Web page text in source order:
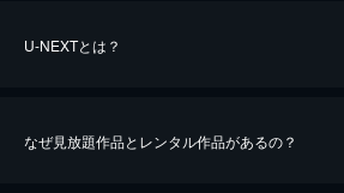
U-NEXTとは？
なぜ見放題作品とレンタル作品があるの？